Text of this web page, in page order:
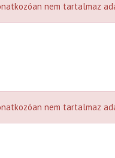
nem tartalmaz
nem tartalmaz